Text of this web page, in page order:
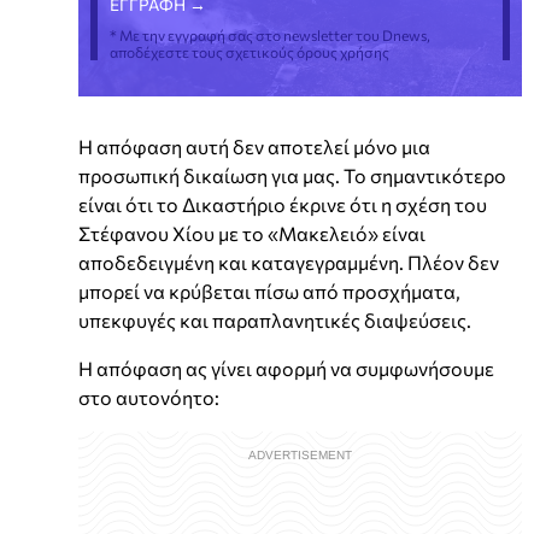
* Με την εγγραφή σας στο newsletter του Dnews,
αποδέχεστε τους σχετικούς όρους χρήσης
Η απόφαση αυτή δεν αποτελεί μόνο μια
προσωπική δικαίωση για μας. Το σημαντικότερο
είναι ότι το Δικαστήριο έκρινε ότι η σχέση του
Στέφανου Χίου με το «Μακελειό» είναι
αποδεδειγμένη και καταγεγραμμένη. Πλέον δεν
μπορεί να κρύβεται πίσω από προσχήματα,
υπεκφυγές και παραπλανητικές διαψεύσεις.
Η απόφαση ας γίνει αφορμή να συμφωνήσουμε
στο αυτονόητο: